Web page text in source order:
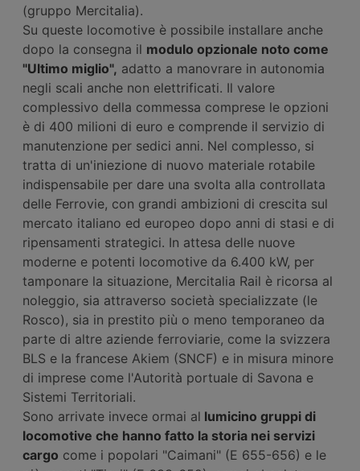
(gruppo Mercitalia).
Su queste locomotive è possibile installare anche
dopo la consegna il modulo opzionale noto come
"Ultimo miglio", adatto a manovrare in autonomia
negli scali anche non elettrificati. Il valore
complessivo della commessa comprese le opzioni
è di 400 milioni di euro e comprende il servizio di
manutenzione per sedici anni. Nel complesso, si
tratta di un'iniezione di nuovo materiale rotabile
indispensabile per dare una svolta alla controllata
delle Ferrovie, con grandi ambizioni di crescita sul
mercato italiano ed europeo dopo anni di stasi e di
ripensamenti strategici. In attesa delle nuove
moderne e potenti locomotive da 6.400 kW, per
tamponare la situazione, Mercitalia Rail è ricorsa al
noleggio, sia attraverso società specializzate (le
Rosco), sia in prestito più o meno temporaneo da
parte di altre aziende ferroviarie, come la svizzera
BLS e la francese Akiem (SNCF) e in misura minore
di imprese come l'Autorità portuale di Savona e
Sistemi Territoriali.
Sono arrivate invece ormai al lumicino gruppi di
locomotive che hanno fatto la storia nei servizi
cargo come i popolari "Caimani" (E 655-656) e le